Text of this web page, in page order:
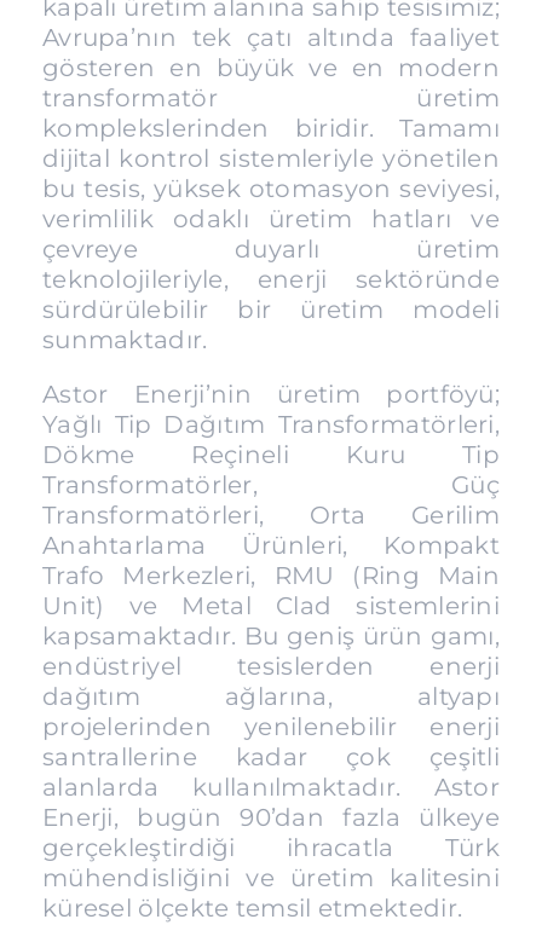
kapalı üretim alanına sahip tesisimiz;
Avrupa’nın tek çatı altında faaliyet
gösteren en büyük ve en modern
transformatör üretim
komplekslerinden biridir. Tamamı
dijital kontrol sistemleriyle yönetilen
bu tesis, yüksek otomasyon seviyesi,
verimlilik odaklı üretim hatları ve
çevreye duyarlı üretim
teknolojileriyle, enerji sektöründe
sürdürülebilir bir üretim modeli
sunmaktadır.
Astor Enerji’nin üretim portföyü;
Yağlı Tip Dağıtım Transformatörleri,
Dökme Reçineli Kuru Tip
Transformatörler, Güç
Transformatörleri, Orta Gerilim
Anahtarlama Ürünleri, Kompakt
Trafo Merkezleri, RMU (Ring Main
Unit) ve Metal Clad sistemlerini
kapsamaktadır. Bu geniş ürün gamı,
endüstriyel tesislerden enerji
dağıtım ağlarına, altyapı
projelerinden yenilenebilir enerji
santrallerine kadar çok çeşitli
alanlarda kullanılmaktadır. Astor
Enerji, bugün 90’dan fazla ülkeye
gerçekleştirdiği ihracatla Türk
mühendisliğini ve üretim kalitesini
küresel ölçekte temsil etmektedir.